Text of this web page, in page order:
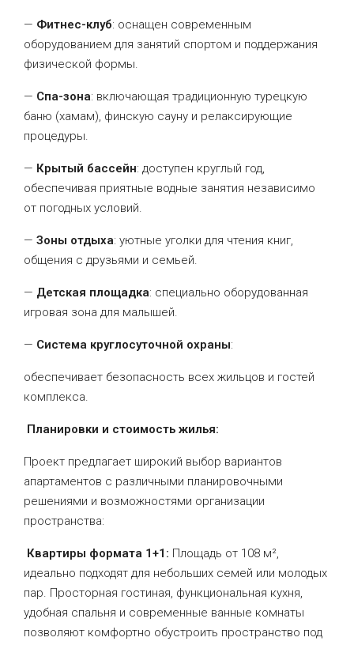
— Фитнес-клуб: оснащен современным
оборудованием для занятий спортом и поддержания
физической формы.
— Спа-зона: включающая традиционную турецкую
баню (хамам), финскую сауну и релаксирующие
процедуры.
— Крытый бассейн: доступен круглый год,
обеспечивая приятные водные занятия независимо
от погодных условий.
— Зоны отдыха: уютные уголки для чтения книг,
общения с друзьями и семьей.
— Детская площадка: специально оборудованная
игровая зона для малышей.
— Система круглосуточной охраны:
обеспечивает безопасность всех жильцов и гостей
комплекса.
Планировки и стоимость жилья:
Проект предлагает широкий выбор вариантов
апартаментов с различными планировочными
решениями и возможностями организации
пространства:
Квартиры формата 1+1: Площадь от 108 м²,
идеально подходят для небольших семей или молодых
пар. Просторная гостиная, функциональная кухня,
удобная спальня и современные ванные комнаты
позволяют комфортно обустроить пространство под